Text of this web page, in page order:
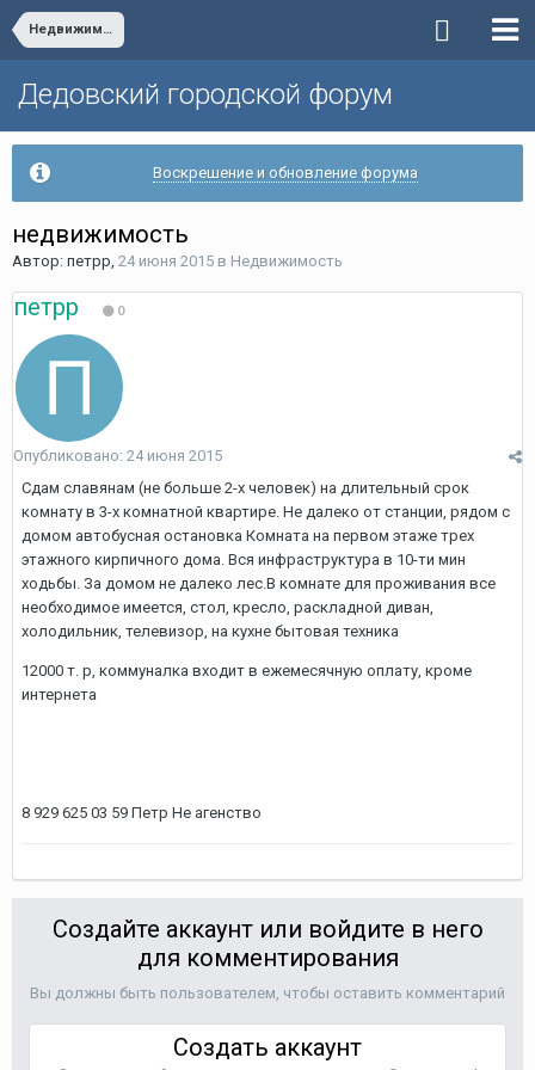
Недвижимость
Дедовский городской форум
Воскрешение и обновление форума
недвижимость
Автор: петрр, 24 июня 2015 в Недвижимость
петрр 0
Опубликовано: 24 июня 2015
Сдам славянам (не больше 2-х человек) на длительный срок
комнату в 3-х комнатной квартире. Не далеко от станции, рядом с
домом автобусная остановка Комната на первом этаже трех
этажного кирпичного дома. Вся инфраструктура в 10-ти мин
ходьбы. За домом не далеко лес.В комнате для проживания все
необходимое имеется, стол, кресло, раскладной диван,
холодильник, телевизор, на кухне бытовая техника
12000 т. р, коммуналка входит в ежемесячную оплату, кроме
интернета
8 929 625 03 59 Петр Не агенство
Создайте аккаунт или войдите в него
для комментирования
Вы должны быть пользователем, чтобы оставить комментарий
Создать аккаунт